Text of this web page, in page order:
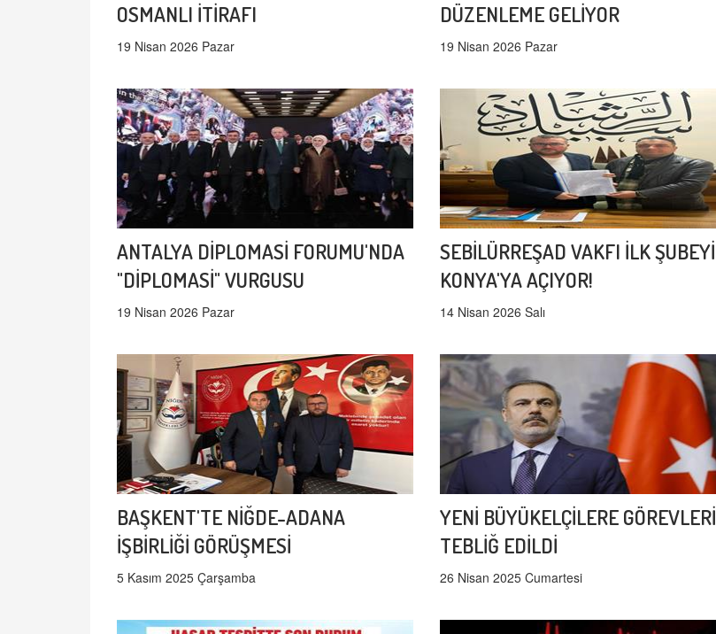
OSMANLI İTİRAFI
19 Nisan 2026 Pazar
DÜZENLEME GELİYOR
19 Nisan 2026 Pazar
ANTALYA DİPLOMASİ FORUMU'NDA
"DİPLOMASİ" VURGUSU
19 Nisan 2026 Pazar
SEBİLÜRREŞAD VAKFI İLK ŞUBEYİ
KONYA'YA AÇIYOR!
14 Nisan 2026 Salı
BAŞKENT'TE NİĞDE-ADANA
İŞBİRLİĞİ GÖRÜŞMESİ
5 Kasım 2025 Çarşamba
YENİ BÜYÜKELÇİLERE GÖREVLERİ
TEBLİĞ EDİLDİ
26 Nisan 2025 Cumartesi